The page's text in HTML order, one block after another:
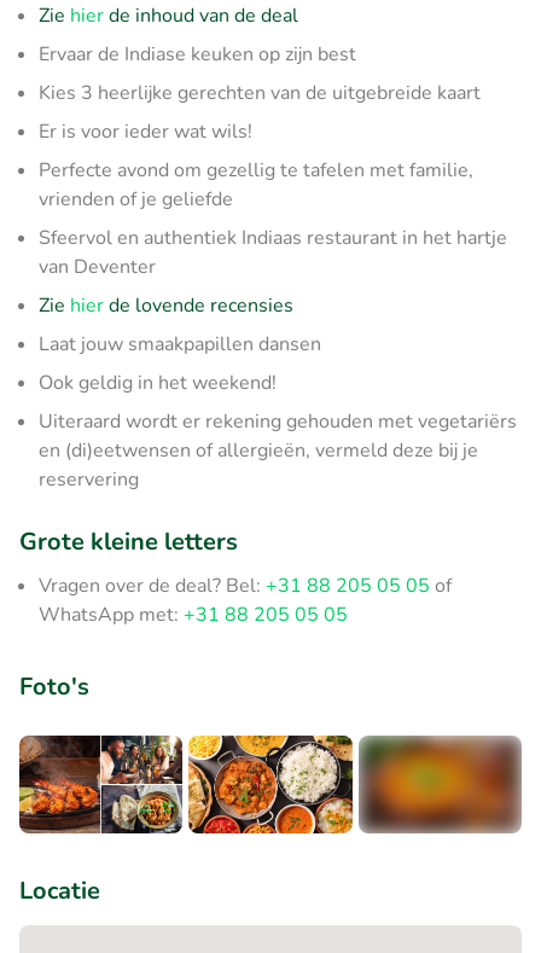
Zie hierde inhoud van de deal
Ervaar de Indiase keuken op zijn best
Kies 3 heerlijke gerechten van de uitgebreide kaart
Er is voor ieder wat wils!
Perfecte avond om gezellig te tafelen met familie,
vrienden of je geliefde
Sfeervol en authentiek Indiaas restaurant in het hartje
van Deventer
Zie hierde lovende recensies
Laat jouw smaakpapillen dansen
Ook geldig in het weekend!
Uiteraard wordt er rekening gehouden met vegetariërs
en (di)eetwensen of allergieën, vermeld deze bij je
reservering
Grote kleine letters
Vragen over de deal? Bel: +31 88 205 05 05 of
WhatsApp met: +31 88 205 05 05
Foto's
Locatie